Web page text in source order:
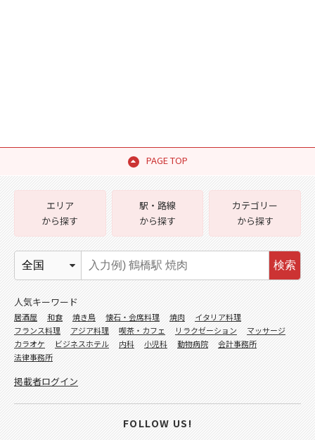
PAGE TOP
エリア
から探す
駅・路線
から探す
カテゴリー
から探す
検索
人気キーワード
居酒屋 和食 焼き鳥 懐石・会席料理 焼肉
イタリア料理
フランス料理
アジア料理 喫茶・カフェ リラクゼーション
マッサージ
カラオケ
ビジネスホテル 内科 小児科 動物病院
会計事務所
法律事務所
掲載者ログイン
FOLLOW US!